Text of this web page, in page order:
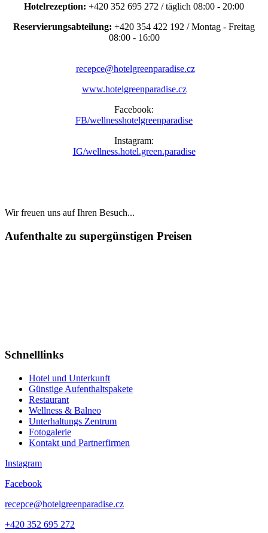
Hotelrezeption: +420 352 695 272 / täglich 08:00 - 20:00
Reservierungsabteilung: +420 354 422 192 / Montag - Freitag
08:00 - 16:00
recepce@hotelgreenparadise.cz
www.hotelgreenparadise.cz
Facebook:
FB/wellnesshotelgreenparadise
Instagram:
IG/wellness.hotel.green.paradise
Wir freuen uns auf Ihren Besuch...
Aufenthalte zu supergünstigen Preisen
Schnelllinks
Hotel und Unterkunft
Günstige Aufenthaltspakete
Restaurant
Wellness & Balneo
Unterhaltungs Zentrum
Fotogalerie
Kontakt und Partnerfirmen
Instagram
Facebook
recepce@hotelgreenparadise.cz
+420 352 695 272